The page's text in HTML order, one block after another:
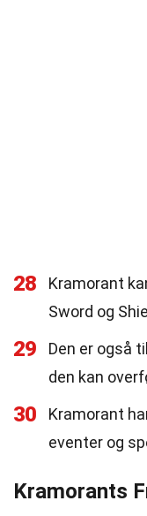
28
Kramorant
Sword og
29
Den er også
den kan
30
Kramorant
eventer og
Kramorants